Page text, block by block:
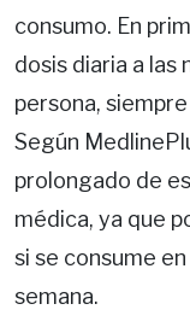
consumo. En
dosis diaria a las
persona,
Según
prolongado de
médica, ya que
si se consume
semana.